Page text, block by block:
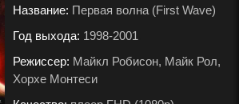
Название: Первая волна (First Wave)
Год выхода: 1998-2001
Режиссер: Майкл Робисон, Майк Рол,
Хорхе Монтеси